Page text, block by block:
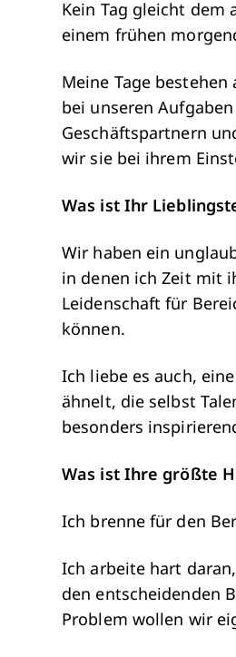
Kein Tag gleicht dem
einem frühen
Meine Tage
bei unseren
Geschäftspartnern
wir sie bei ihrem
Was ist Ihr
Wir haben ein
in denen ich Zeit mit
Leidenschaft für
können.
Ich liebe es auch,
ähnelt, die selbst
besonders
Was ist Ihre größte
Ich brenne für den
Ich arbeite hart
den entscheidenden
Problem wollen wir